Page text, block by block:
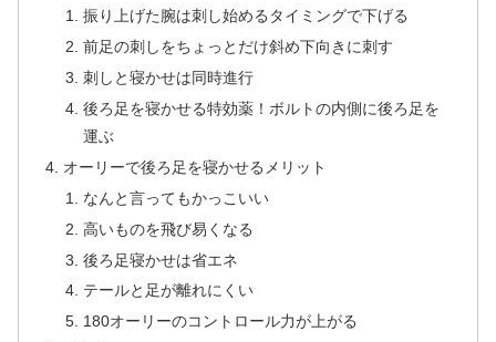
振り上げた腕は刺し始めるタイミングで下げる
前足の刺しをちょっとだけ斜め下向きに刺す
刺しと寝かせは同時進行
後ろ足を寝かせる特効薬！ボルトの内側に後ろ足を
運ぶ
オーリーで後ろ足を寝かせるメリット
なんと言ってもかっこいい
高いものを飛び易くなる
後ろ足寝かせは省エネ
テールと足が離れにくい
180オーリーのコントロール力が上がる